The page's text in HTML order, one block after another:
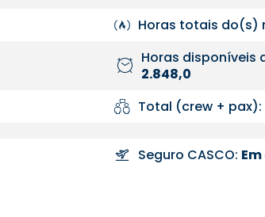
Horas totais do(s)
Horas disponíveis
2.848,0
Total (crew + pax):
Seguro CASCO: